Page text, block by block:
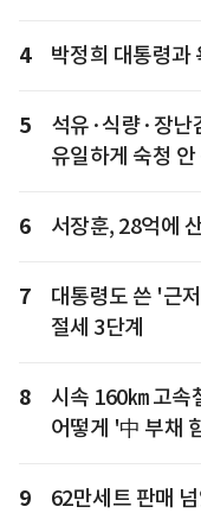
4 박정희 대통령과
5
석유·식량·장난
유일하게 숙청 안
6 서장훈, 28억에
7
대통령도 쓴 '근
절세 3단계
8
시속 160㎞ 고
어떻게 '中 부채
9
62만세트 판매